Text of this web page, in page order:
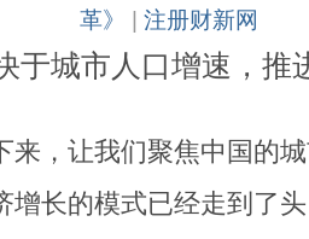
革》
注册财新网
城市人口增速，推
，让我们聚焦中国的城
增长的模式已经走到了